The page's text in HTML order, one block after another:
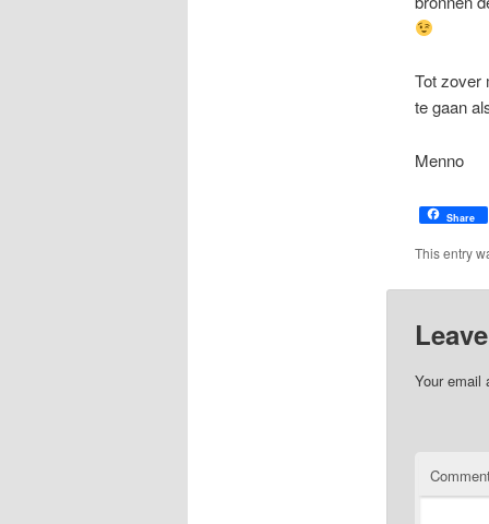
Tot zover
te gaan
Menno
Share
This entry
Your email